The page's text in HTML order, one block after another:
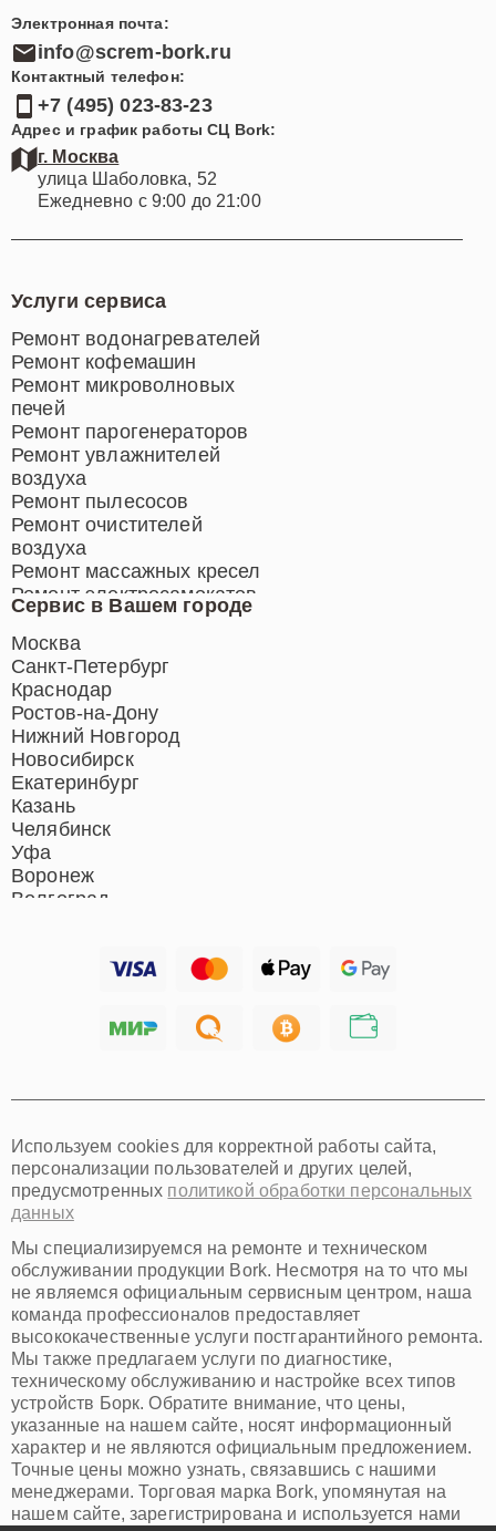
Электронная почта:
info@screm-bork.ru
Контактный телефон:
+7 (495) 023-83-23
Адрес и график работы СЦ Bork:
г. Москва
улица Шаболовка, 52
Ежедневно с 9:00 до 21:00
Сервис в Вашем городе
Москва
Санкт-Петербург
Краснодар
Ростов-на-Дону
Нижний Новгород
Новосибирск
Екатеринбург
Казань
Челябинск
Уфа
Воронеж
Волгоград
Хабаровск
Иркутск
Омск
Красноярск
Пермь
Ульяновск
Киров
Архангельск
Астрахань
Белгород
Благовещенск
Брянск
Владивосток
Владикавказ
Владимир
Волжский
Вологда
Грозный
Иваново
Услуги сервиса
Ремонт водонагревателей
Ремонт кофемашин
Ремонт микроволновых
печей
Ремонт парогенераторов
Ремонт увлажнителей
воздуха
Ремонт пылесосов
Ремонт очистителей
воздуха
Ремонт массажных кресел
Ремонт электросамокатов
Ремонт индукционных плит
Ремонт роботов-пылесосов
Ремонт гладильных систем
Ремонт отпаривателей
Ремонт вертикальных
пылесосов
Используем cookies для корректной работы сайта,
персонализации пользователей и других целей,
предусмотренных политикой обработки персональных
данных
Мы специализируемся на ремонте и техническом
обслуживании продукции Bork. Несмотря на то что мы
не являемся официальным сервисным центром, наша
команда профессионалов предоставляет
высококачественные услуги постгарантийного ремонта.
Мы также предлагаем услуги по диагностике,
техническому обслуживанию и настройке всех типов
устройств Борк. Обратите внимание, что цены,
указанные на нашем сайте, носят информационный
характер и не являются официальным предложением.
Точные цены можно узнать, связавшись с нашими
менеджерами. Торговая марка Bork, упомянутая на
нашем сайте, зарегистрирована и используется нами